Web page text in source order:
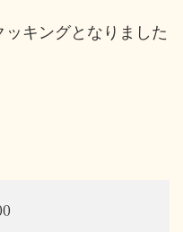
キングとなりました